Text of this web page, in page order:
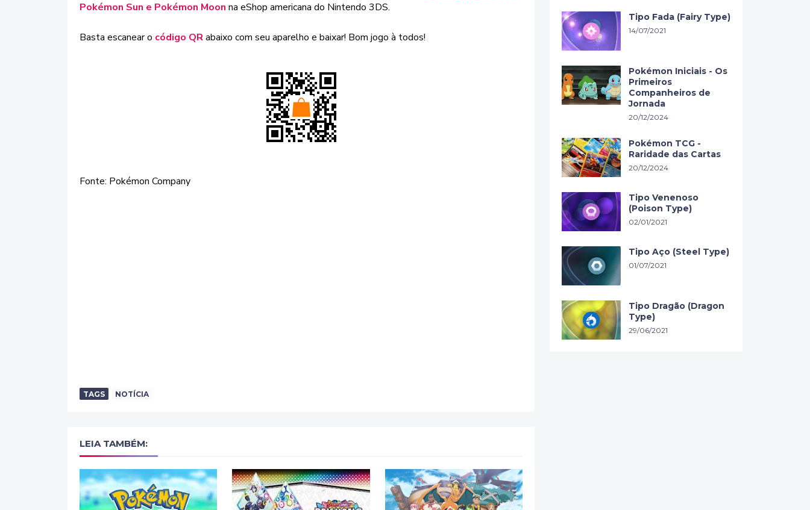
Pokémon Sun e Pokémon Moon na eShop americana do Nintendo 3DS.
Basta escanear o código QRabaixo com seu aparelho e baixar! Bom jogo à todos!
Fonte: Pokémon Company
TAGS NOTÍCIA
LEIA TAMBÉM:
Tipo Fada (Fairy Type)
14/07/2021
Pokémon Iniciais - Os
Primeiros
Companheiros de
Jornada
20/12/2024
Pokémon TCG -
Raridade das Cartas
20/12/2024
Tipo Venenoso
(Poison Type)
02/01/2021
Tipo Aço (Steel Type)
01/07/2021
Tipo Dragão (Dragon
Type)
29/06/2021